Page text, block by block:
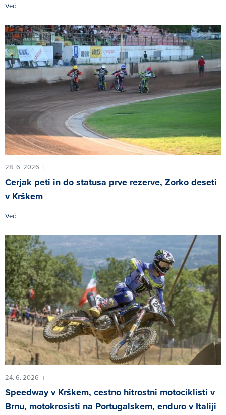
Več
28. 6. 2026 |
Cerjak peti in do statusa prve rezerve, Zorko deseti
v Krškem
Več
24. 6. 2026 |
Speedway v Krškem, cestno hitrostni motociklisti v
Brnu, motokrosisti na Portugalskem, enduro v Italiji